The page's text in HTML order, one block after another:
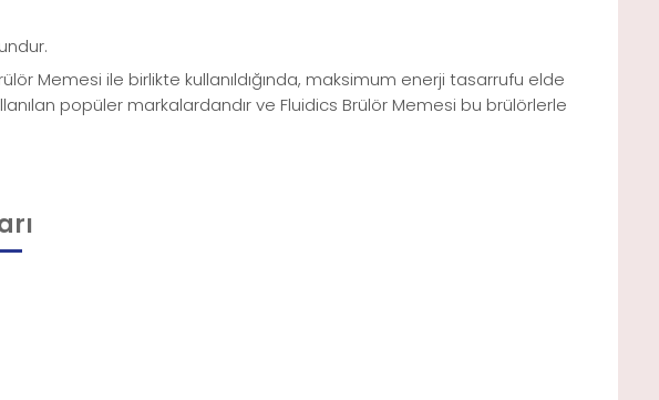
Memesi ile birlikte kullanıldığında, maksimum enerji tasarrufu elde
popüler markalardandır ve Fluidics Brülör Memesi bu brülörlerle